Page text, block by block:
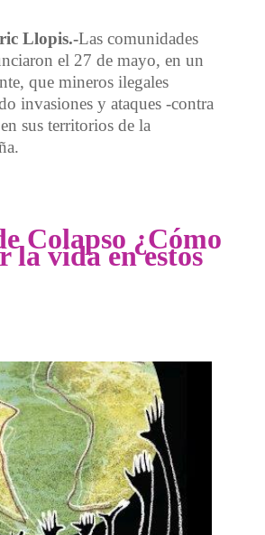
Llopis.-Las comunidades
el 27 de mayo, en un
que mineros ilegales
invasiones y ataques -contra
sus territorios de la
Colapso ¿Cómo
la vida en estos